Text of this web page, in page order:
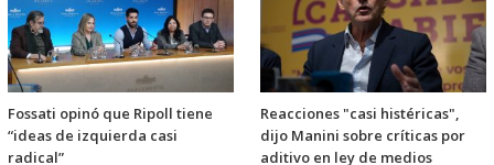
Fossati opinó que Ripoll tiene
“ideas de izquierda casi
radical”
Reacciones "casi histéricas",
dijo Manini sobre críticas por
aditivo en ley de medios